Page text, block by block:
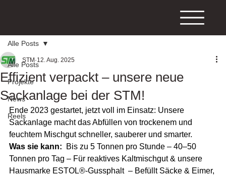
Alle Posts
Projekte
News
Reels
Alle Posts
Effizient verpackt – unsere neue
Sackanlage bei der STM!
STM 12. Aug. 2025
Ende 2023 gestartet, jetzt voll im Einsatz: Unsere
Sackanlage macht das Abfüllen von trockenem und
feuchtem Mischgut schneller, sauberer und smarter.
Was sie kann: Bis zu 5 Tonnen pro Stunde – 40–50
Tonnen pro Tag – Für reaktives Kaltmischgut & unsere
Hausmarke ESTOL®-Gussphalt  – Befüllt Säcke & Eimer,